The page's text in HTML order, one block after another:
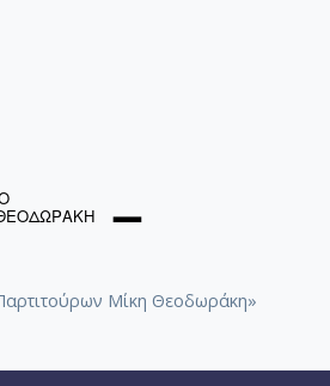
Μίκη Θεοδωράκη»